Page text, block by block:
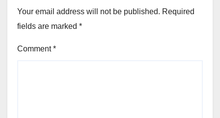
Your email address will not be published. Required
fields are marked *
Comment*